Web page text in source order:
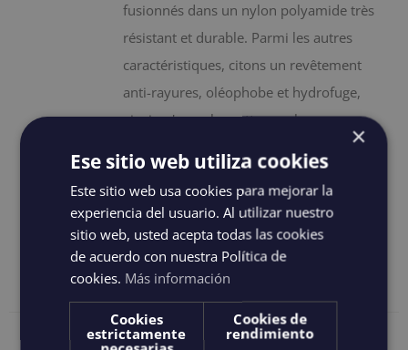
fusionnés dans un nylon polyamide très
résistant et durable. Parmi les autres
caractéristiques, citons un revêtement
anti-rayures, oléophobe et hydrofuge,
ainsi qu'une plaquette nasale en
caoutchouc. Ils sont protégés dans un
étui fonctionnel avec un crochet de
fixation et des sangles de ceinture.
Ajouter au
panier
Details
×
Ese sitio web utiliza cookies
Este sitio web usa cookies para mejorar la
experiencia del usuario. Al utilizar nuestro
sitio web, usted acepta todas las cookies
de acuerdo con nuestra Política de
cookies. Más información
Cookies
estrictamente
Cookies de
rendimiento